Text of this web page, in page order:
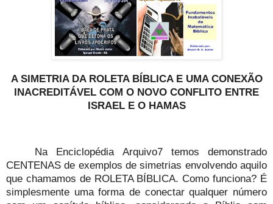
A SIMETRIA DA ROLETA BÍBLICA E UMA CONEXÃO
INACREDITÁVEL COM O NOVO CONFLITO ENTRE
ISRAEL E O HAMAS
Na Enciclopédia Arquivo7 temos demonstrado
CENTENAS de exemplos de simetrias envolvendo aquilo
que chamamos de ROLETA BÍBLICA. Como funciona? É
simplesmente uma forma de conectar qualquer número